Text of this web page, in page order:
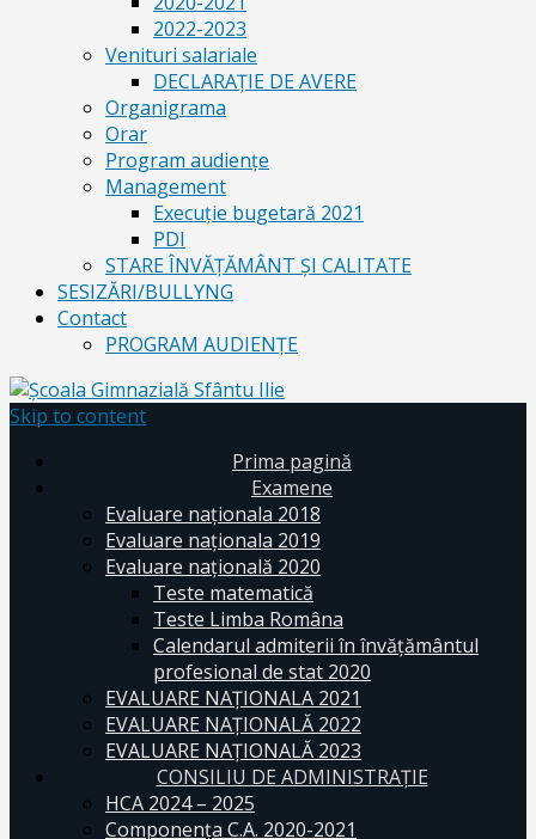
2022-2023
Venituri salariale
DECLARAŢIE DE AVERE
Organigrama
Orar
Program audiențe
Management
Execuţie bugetară 2021
PDI
STARE ÎNVĂȚĂMÂNT ȘI CALITATE
SESIZĂRI/BULLYNG
Contact
PROGRAM AUDIENŢE
Skip to content
Prima pagină
Examene
Evaluare naționala 2018
Evaluare naționala 2019
Evaluare națională 2020
Teste matematică
Teste Limba Româna
Calendarul admiterii în învăţământul
profesional de stat 2020
EVALUARE NAȚIONALA 2021
EVALUARE NAŢIONALĂ 2022
EVALUARE NAŢIONALĂ 2023
CONSILIU DE ADMINISTRAȚIE
HCA 2024 – 2025
Componența C.A. 2020-2021